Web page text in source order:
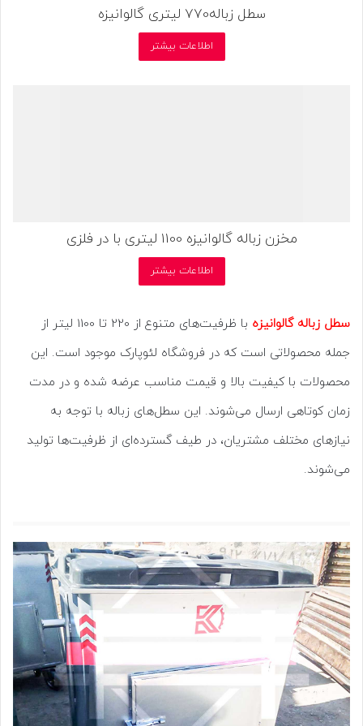
سطل زباله770 لیتری گالوانیزه
اطلاعات بیشتر
مخزن زباله گالوانیزه 1100 لیتری با در فلزی
اطلاعات بیشتر
سطل زباله گالوانیزه
با ظرفیت‌های متنوع از 220 تا 1100 لیتر از
جمله محصولاتی است که در فروشگاه لئوپارک موجود است. این
محصولات با کیفیت بالا و قیمت مناسب عرضه شده و در مدت
زمان کوتاهی ارسال می‌شوند. این سطل‌های زباله با توجه به
نیازهای مختلف مشتریان، در طیف گسترده‌ای از ظرفیت‌ها تولید
می‌شوند.